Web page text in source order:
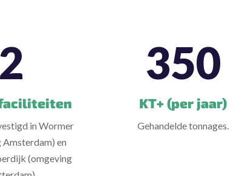
2
in Wormer
en
(omgeving
350
KT+ (per jaar)
Gehandelde tonnages.